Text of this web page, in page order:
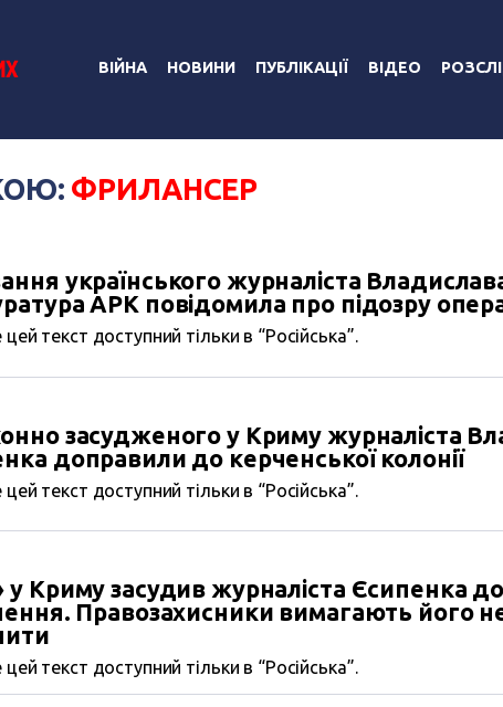
ВІЙНА НОВИНИ ПУБЛІКАЦІЇ ВІДЕО
ФРИЛАНСЕР
українського журналіста
АРК повідомила про підозру
текст доступний тільки в “Російська”.
засудженого у Криму журналіста
доправили до керченської колонії
текст доступний тільки в “Російська”.
у Криму засудив журналіста Єсипенка до
Правозахисники вимагають його
текст доступний тільки в “Російська”.